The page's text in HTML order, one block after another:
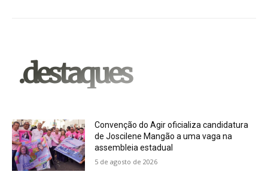
.destaques
Convenção do Agir oficializa candidatura
de Joscilene Mangão a uma vaga na
assembleia estadual
5 de agosto de 2026